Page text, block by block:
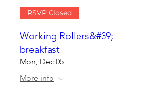
RSVP Closed
Working Rollers&#39;
breakfast
Mon, Dec 05
More info